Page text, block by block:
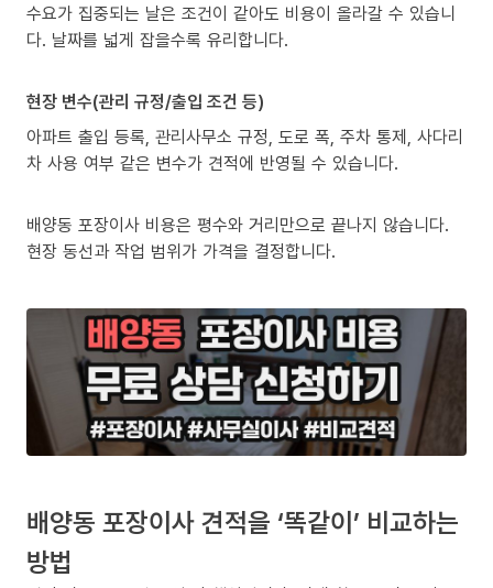
수요가 집중되는 날은 조건이 같아도 비용이 올라갈 수 있습니
다. 날짜를 넓게 잡을수록 유리합니다.
현장 변수(관리 규정/출입 조건 등)
아파트 출입 등록, 관리사무소 규정, 도로 폭, 주차 통제, 사다리
차 사용 여부 같은 변수가 견적에 반영될 수 있습니다.
배양동 포장이사 비용은 평수와 거리만으로 끝나지 않습니다.
현장 동선과 작업 범위가 가격을 결정합니다.
배양동 포장이사 견적을 ‘똑같이’ 비교하는
방법